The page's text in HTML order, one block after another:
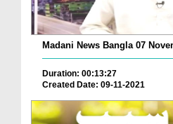
Madani News Bangla 07
Duration: 00:13:27
Created Date: 09-11-2021